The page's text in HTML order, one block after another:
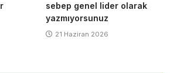
sebep genel lider olarak
yazmıyorsunuz
21 Haziran 2026